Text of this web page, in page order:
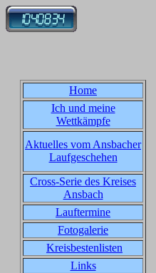
Home
Ich und meine
Wettkämpfe
Aktuelles vom Ansbacher
Laufgeschehen
Cross-Serie des Kreises
Ansbach
Lauftermine
Fotogalerie
Kreisbestenlisten
Links